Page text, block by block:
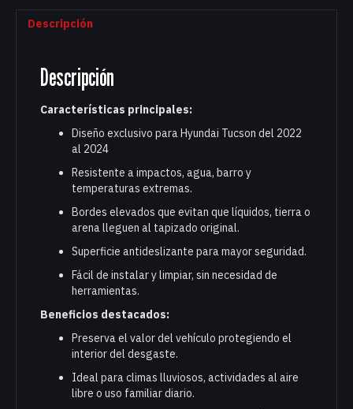
Descripción
Descripción
Características principales:
Diseño exclusivo para Hyundai Tucson del 2022
al 2024
Resistente a impactos, agua, barro y
temperaturas extremas.
Bordes elevados que evitan que líquidos, tierra o
arena lleguen al tapizado original.
Superficie antideslizante para mayor seguridad.
Fácil de instalar y limpiar, sin necesidad de
herramientas.
Beneficios destacados:
Preserva el valor del vehículo protegiendo el
interior del desgaste.
Ideal para climas lluviosos, actividades al aire
libre o uso familiar diario.